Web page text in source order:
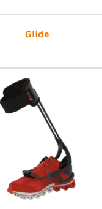
Glide